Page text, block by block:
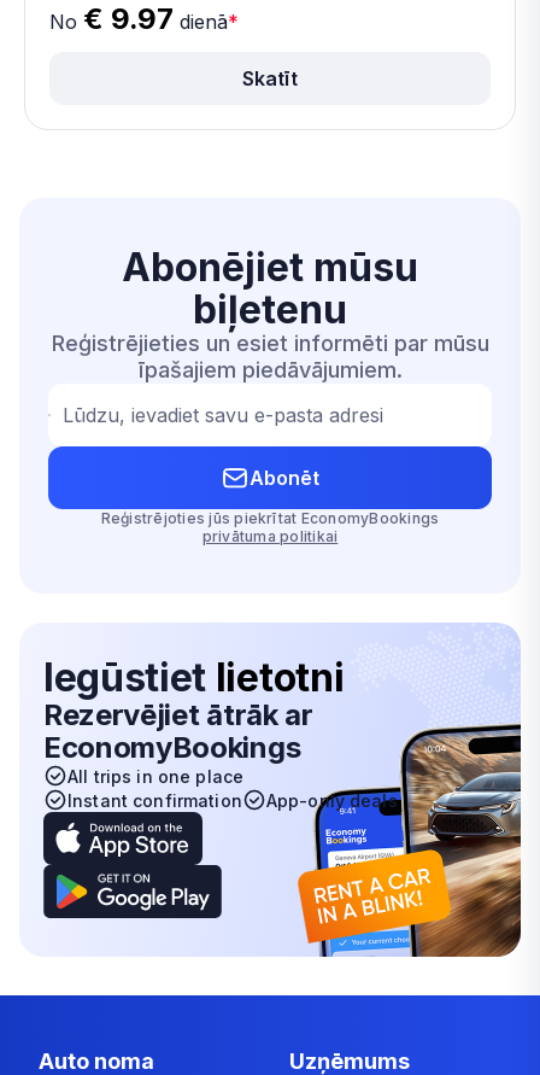
No € 9.97 dienā*
Skatīt
Abonējiet mūsu
biļetenu
Reģistrējieties un esiet informēti par mūsu
īpašajiem piedāvājumiem.
Lūdzu, ievadiet savu e-pasta adresi
Abonēt
Reģistrējoties jūs piekrītat EconomyBookings
privātuma politikai
Iegūstiet lietotni
Rezervējiet ātrāk ar
EconomyBookings
All trips in one place
Instant confirmation
App-only deals
Auto noma Uzņēmums